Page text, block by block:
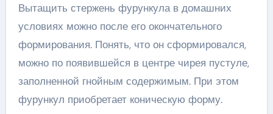
Вытащить стержень фурункула в домашних
условиях можно после его окончательного
формирования. Понять, что он сформировался,
можно по появившейся в центре чирея пустуле,
заполненной гнойным содержимым. При этом
фурункул приобретает коническую форму.